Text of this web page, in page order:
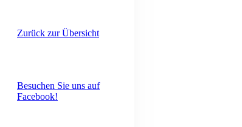
Zurück zur Übersicht
Besuchen Sie uns auf
Facebook!